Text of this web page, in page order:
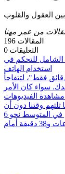
من عمر مهنا
196 المقالات
0 التعليقات
للتحكم في
استخدام الهاتف
فقط"، لتتفاجأ
سواء كان الأمر
مشاهدة الفيديوهات
تلتهم وقتنا دون أن
نشعر. وفقًا ل تقرير حديث، يقضي الناس في المتوسط نحو 6